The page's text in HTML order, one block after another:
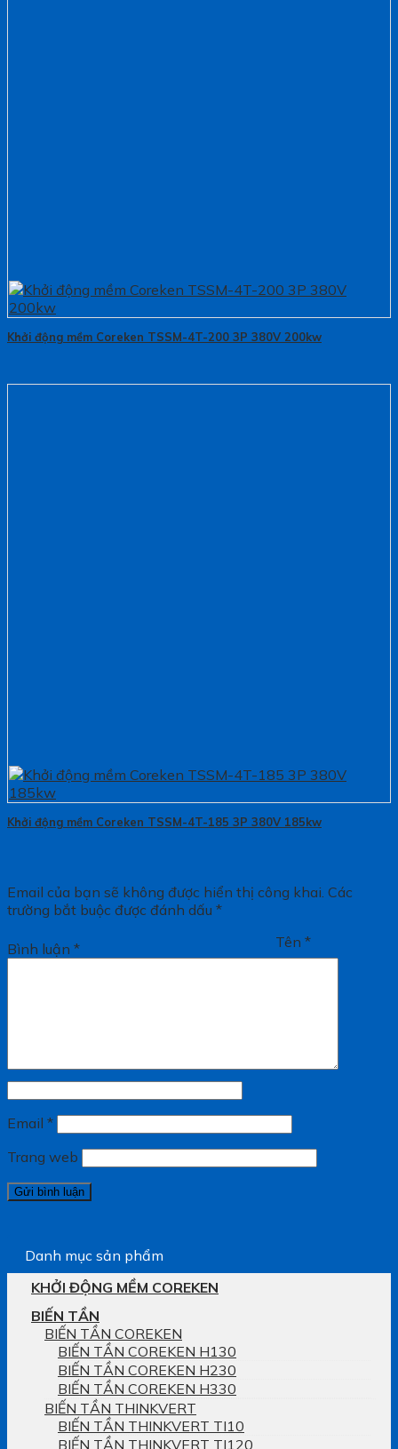
Khởi động mềm Coreken TSSM-4T-200 3P 380V 200kw
Khởi động mềm Coreken TSSM-4T-185 3P 380V 185kw
Email của bạn sẽ không được hiển thị công khai. Các
trường bắt buộc được đánh dấu *
Bình luận * Tên*
Email *
Trang web
Danh mục sản phẩm
KHỞI ĐỘNG MỀM COREKEN
BIẾN TẦN
BIẾN TẦN COREKEN
BIẾN TẦN COREKEN H130
BIẾN TẦN COREKEN H230
BIẾN TẦN COREKEN H330
BIẾN TẦN THINKVERT
BIẾN TẦN THINKVERT TI10
BIẾN TẦN THINKVERT TI120